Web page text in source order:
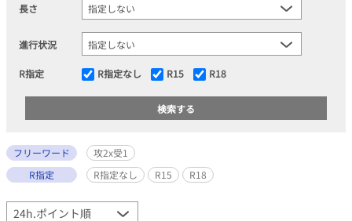
長さ
進行状況
R指定 R指定なし R15 R18
フリーワード
攻2x受1
R指定
R指定なし R15 R18